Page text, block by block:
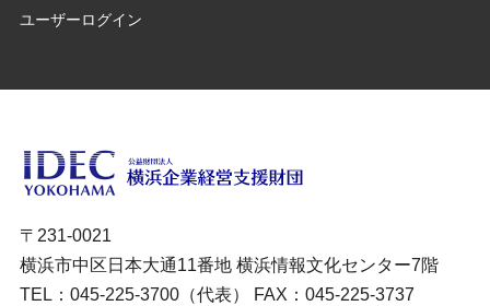
ユーザーログイン
〒231-0021
横浜市中区日本大通11番地 横浜情報文化センター7階
TEL：045-225-3700（代表） FAX：045-225-3737